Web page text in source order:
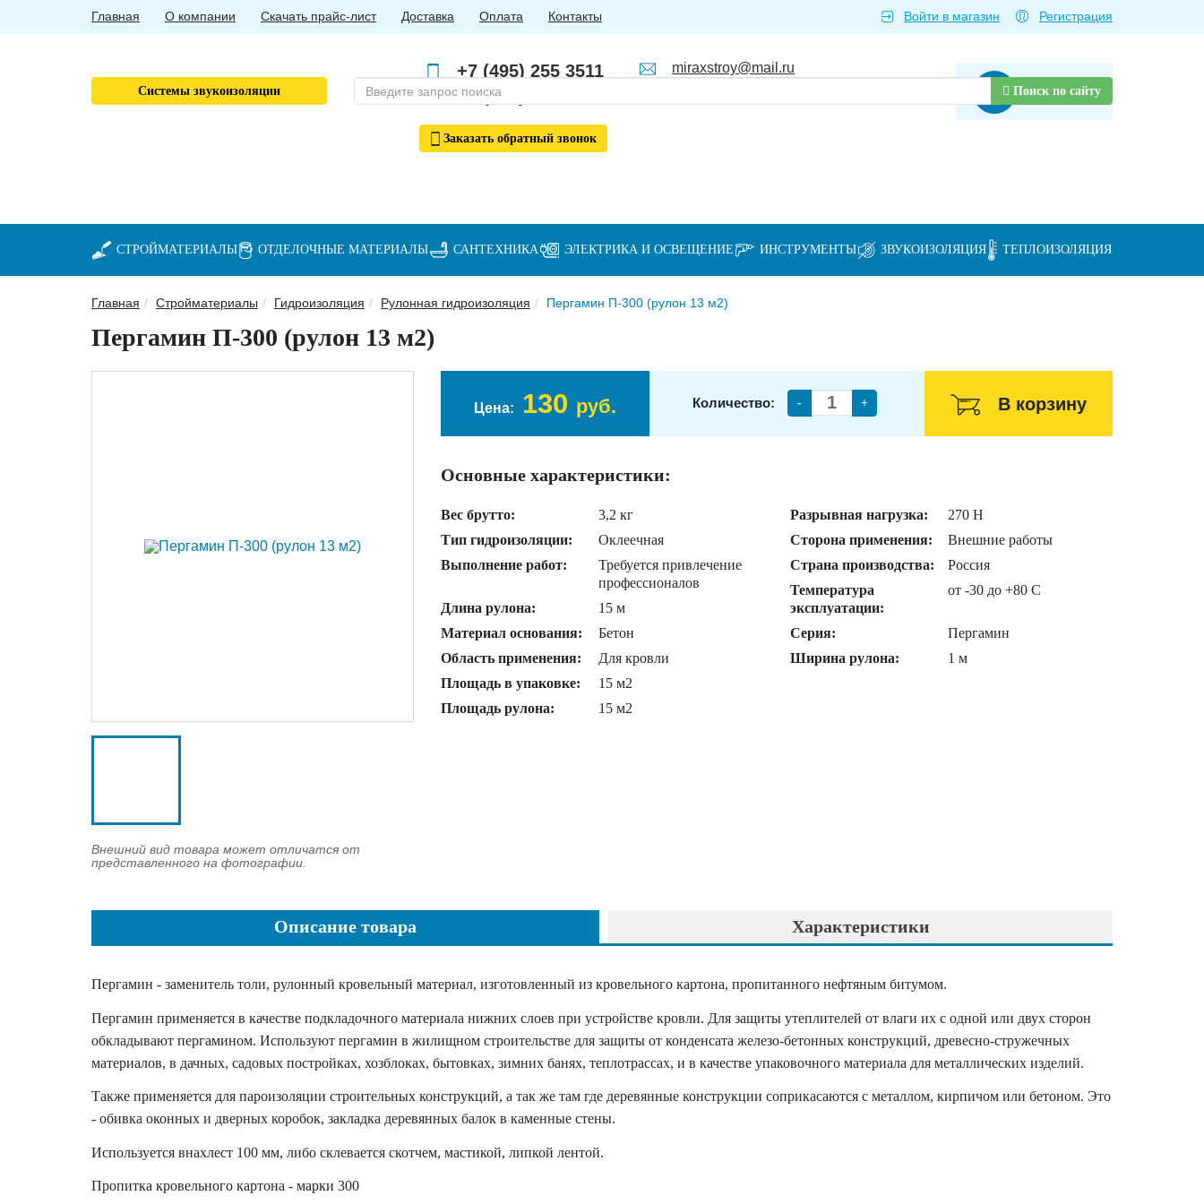
СТРОЙМАТЕРИАЛЫ ОТДЕЛОЧНЫЕ МАТЕРИАЛЫ САНТЕХНИКА ЭЛЕКТРИКА И ОСВЕЩЕНИЕ ИНСТРУМЕНТЫ ЗВУКОИЗОЛЯЦИЯ ТЕПЛОИЗОЛЯЦИЯ
Главная О компании Скачать прайс-лист Доставка Оплата Контакты Войти в магазин Регистрация
Товаров нет
+7 (495) 255 3511
+7 (985) 762 4123
Заказать обратный звонок
miraxstroy@mail.ru
Системы звукоизоляции Поиск по сайту
Главная Стройматериалы Гидроизоляция Рулонная гидроизоляция Пергамин П-300 (рулон 13 м2)
Пергамин П-300 (рулон 13 м2)
Внешний вид товара может отличатся от
представленного на фотографии.
Цена: 130 руб. В корзину
Количество: - +
Основные характеристики:
Вес брутто:
3,2 кг
Тип гидроизоляции:
Оклеечная
Выполнение работ:
Требуется привлечение
профессионалов
Длина рулона:
15 м
Материал основания:
Бетон
Область применения:
Для кровли
Площадь в упаковке:
15 м2
Площадь рулона:
15 м2
Разрывная нагрузка:
270 H
Сторона применения:
Внешние работы
Страна производства:
Россия
Температура
эксплуатации:
от -30 до +80 C
Серия:
Пергамин
Ширина рулона:
1 м
Описание товара Характеристики
Пергамин - заменитель толи, рулонный кровельный материал, изготовленный из кровельного картона, пропитанного нефтяным битумом.
Пергамин применяется в качестве подкладочного материала нижних слоев при устройстве кровли. Для защиты утеплителей от влаги их с одной или двух сторон
обкладывают пергамином. Используют пергамин в жилищном строительстве для защиты от конденсата железо-бетонных конструкций, древесно-стружечных
материалов, в дачных, садовых постройках, хозблоках, бытовках, зимних банях, теплотрассах, и в качестве упаковочного материала для металлических изделий.
Также применяется для пароизоляции строительных конструкций, а так же там где деревянные конструкции соприкасаются с металлом, кирпичом или бетоном. Это
- обивка оконных и дверных коробок, закладка деревянных балок в каменные стены.
Используется внахлест 100 мм, либо склевается скотчем, мастикой, липкой лентой.
Пропитка кровельного картона - марки 300